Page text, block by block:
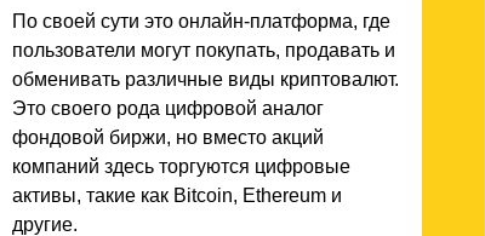
По своей сути это онлайн-платформа, где
пользователи могут покупать, продавать и
обменивать различные виды криптовалют.
Это своего рода цифровой аналог
фондовой биржи, но вместо акций
компаний здесь торгуются цифровые
активы, такие как Bitcoin, Ethereum и
другие.